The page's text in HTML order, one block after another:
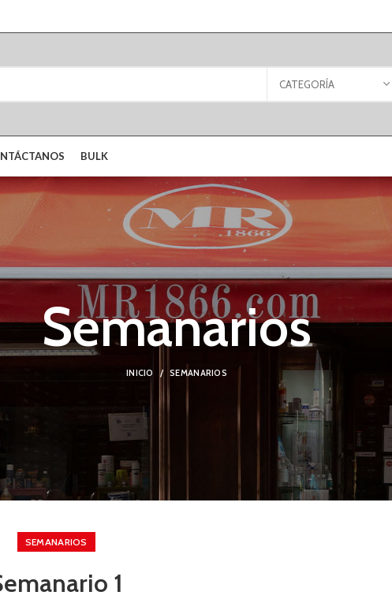
CATEGORÍA
BULK
Semanarios
INICIO SEMANARIOS
SEMANARIOS
1